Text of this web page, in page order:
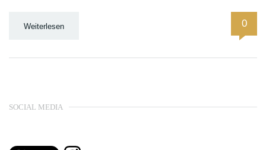
Weiterlesen 0
SOCIAL MEDIA